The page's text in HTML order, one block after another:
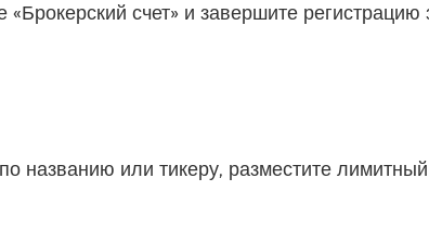
счет» и завершите
названию или тикеру, разместите